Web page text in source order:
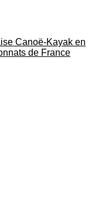
Canoë‑Kayak en
de France